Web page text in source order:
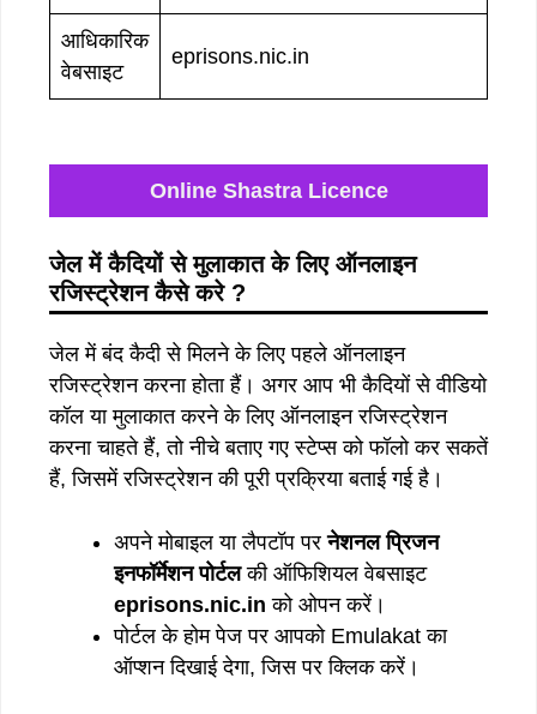
आधिकारिक
वेबसाइट
eprisons.nic.in
Online Shastra Licence
जेल में कैदियों से मुलाकात के लिए ऑनलाइन
रजिस्ट्रेशन कैसे करे ?
जेल में बंद कैदी से मिलने के लिए पहले ऑनलाइन
रजिस्ट्रेशन करना होता हैं। अगर आप भी कैदियों से वीडियो
कॉल या मुलाकात करने के लिए ऑनलाइन रजिस्ट्रेशन
करना चाहते हैं, तो नीचे बताए गए स्टेप्स को फॉलो कर सकतें
हैं, जिसमें रजिस्ट्रेशन की पूरी प्रक्रिया बताई गई है।
अपने मोबाइल या लैपटॉप परनेशनल प्रिजन
इनफॉर्मेशन पोर्टलकी ऑफिशियल वेबसाइट
eprisons.nic.in को ओपन करें।
पोर्टल के होम पेज पर आपको Emulakat का
ऑप्शन दिखाई देगा, जिस पर क्लिक करें।